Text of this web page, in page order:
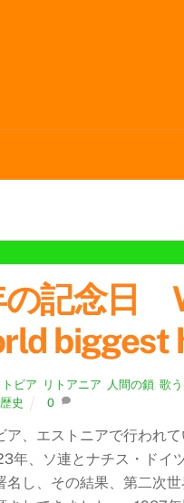
の記念日
biggest
トビア リトアニア 人間の鎖 歌う
史 0
、エストニアで行われ
年、ソ連とナチス・ドイ
し、その結果、第二次